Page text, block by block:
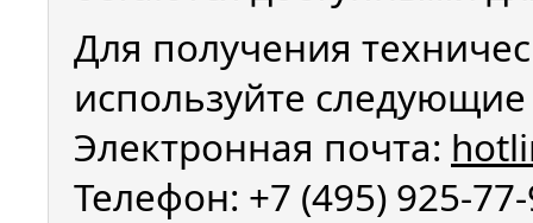
Для получения
используйте
Электронная почта:
Телефон: +7 (495) 925-